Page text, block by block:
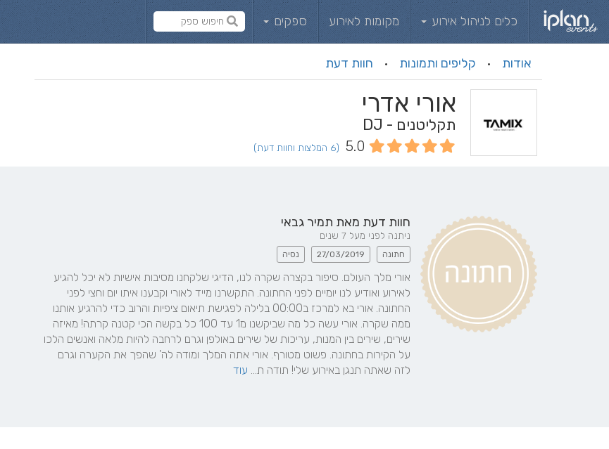
כלים לניהול אירוע מקומות לאירוע ספקים
אודות · קליפים ותמונות · חוות דעת
אורי אדרי
תקליטנים - DJ
5.0 (6 המלצות וחוות דעת)
חוות דעת מאת תמיר גבאי
ניתנה לפני מעל 7 שנים
חתונה 27/03/2019 נסיה
לזה שאתה תנגן באירוע שלי! תודה ת... עוד